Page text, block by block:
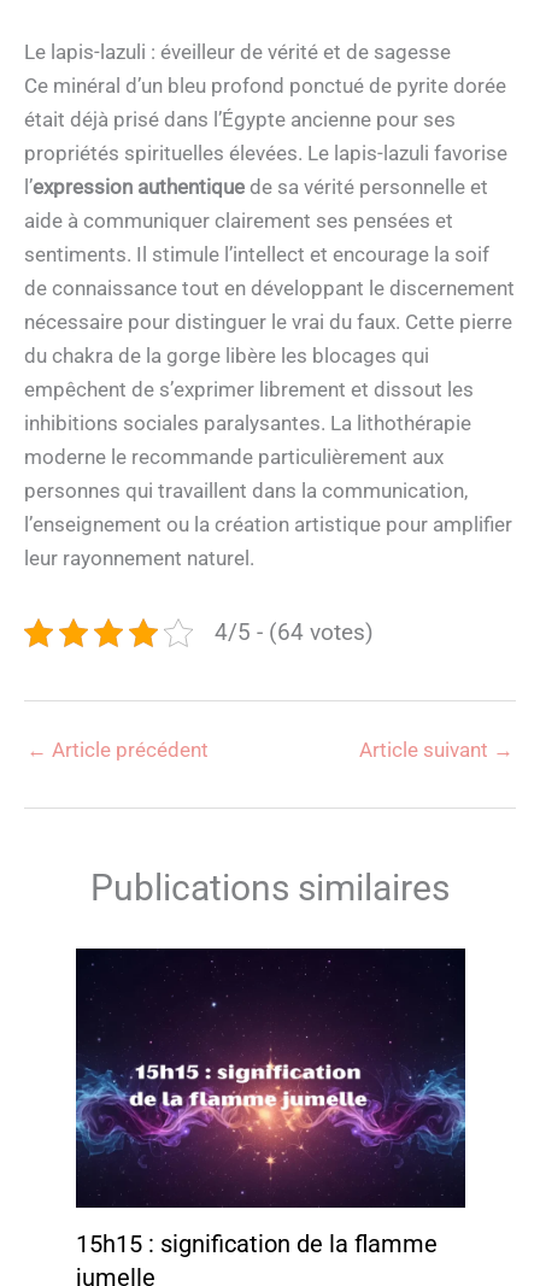
Le lapis-lazuli : éveilleur de vérité et de sagesse
Ce minéral d’un bleu profond ponctué de pyrite dorée
était déjà prisé dans l’Égypte ancienne pour ses
propriétés spirituelles élevées. Le lapis-lazuli favorise
l’expression authentique de sa vérité personnelle et
aide à communiquer clairement ses pensées et
sentiments. Il stimule l’intellect et encourage la soif
de connaissance tout en développant le discernement
nécessaire pour distinguer le vrai du faux. Cette pierre
du chakra de la gorge libère les blocages qui
empêchent de s’exprimer librement et dissout les
inhibitions sociales paralysantes. La lithothérapie
moderne le recommande particulièrement aux
personnes qui travaillent dans la communication,
l’enseignement ou la création artistique pour amplifier
leur rayonnement naturel.
4/5 - (64 votes)
← Article précédent Article suivant →
Publications similaires
15h15 : signification de la flamme
jumelle